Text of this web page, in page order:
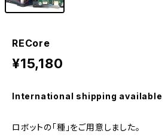
RECore
¥15,180
International shipping available
ロボットの「種」をご用意しました。